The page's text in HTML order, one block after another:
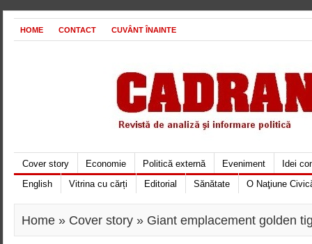
HOME CONTACT CUVÂNT ÎNAINTE
Cover story Economie Politică externă Eveniment
Idei
English
Vitrina cu cărți Editorial Sănătate O Naţiune
Home » Cover story » Giant emplacement golden